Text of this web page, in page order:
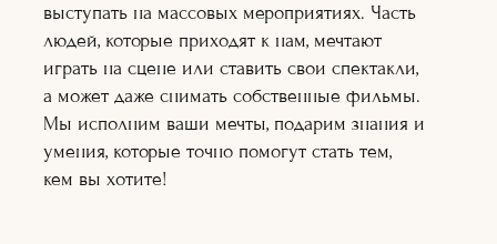
Подробнее
Подробнее
Подробне
е
Подробне
е
Подробнее
Подробнее
выступать на массовых мероприятиях. Часть
людей, которые приходят к нам, мечтают
играть на сцене или ставить свои спектакли,
а может даже снимать собственные фильмы.
Мы исполним ваши мечты, подарим знания и
умения, которые точно помогут стать тем,
кем вы хотите!